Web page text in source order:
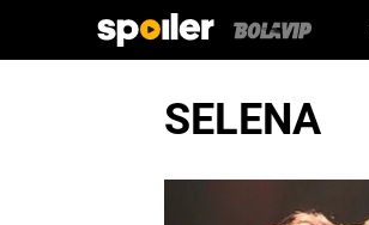
SELENA